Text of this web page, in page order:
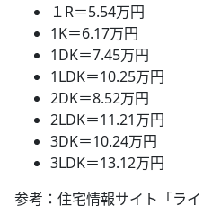
１R＝5.54万円
1K＝6.17万円
1DK＝7.45万円
1LDK＝10.25万円
2DK＝8.52万円
2LDK＝11.21万円
3DK＝10.24万円
3LDK＝13.12万円
参考：住宅情報サイト「ライ